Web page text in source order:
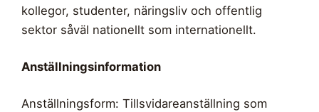
kollegor, studenter, näringsliv och offentlig
sektor såväl nationellt som internationellt.
Anställningsinformation
Anställningsform: Tillsvidareanställning som